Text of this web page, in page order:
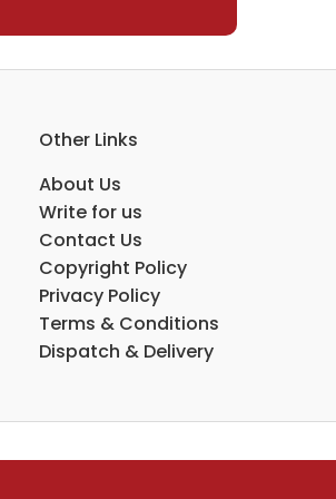
Other Links
About Us
Write for us
Contact Us
Copyright Policy
Privacy Policy
Terms & Conditions
Dispatch & Delivery